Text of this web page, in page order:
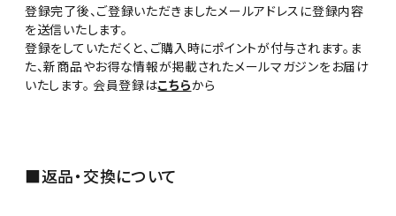
登録完了後、ご登録いただきましたメールアドレスに登録内容
を送信いたします。
登録をしていただくと、ご購入時にポイントが付与されます。ま
た、新商品やお得な情報が掲載されたメールマガジンをお届け
いたします。 会員登録はこちらから
■返品・交換について